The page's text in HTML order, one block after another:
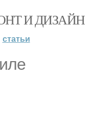
И ДИЗАЙН
статьи